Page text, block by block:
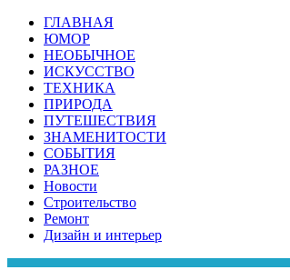
ГЛАВНАЯ
ЮМОР
НЕОБЫЧНОЕ
ИСКУССТВО
ТЕХНИКА
ПРИРОДА
ПУТЕШЕСТВИЯ
ЗНАМЕНИТОСТИ
СОБЫТИЯ
РАЗНОЕ
Новости
Строительство
Ремонт
Дизайн и интерьер